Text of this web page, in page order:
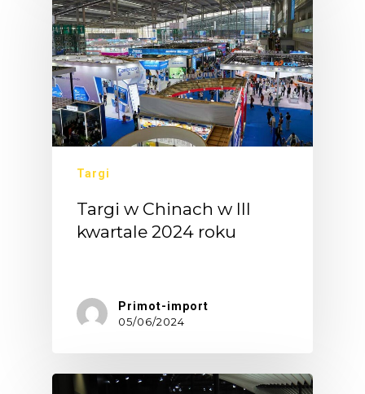
Targi
Targi w Chinach w III
kwartale 2024 roku
Primot-import
05/06/2024